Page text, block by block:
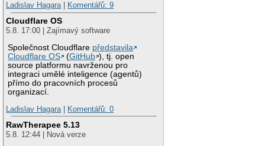
Ladislav Hagara| Komentářů: 9
Cloudflare OS
5.8. 17:00 | Zajímavý software
Společnost Cloudflare představila
Cloudflare OS
(GitHub ), tj. open
source platformu navrženou pro
integraci umělé inteligence (agentů)
přímo do pracovních procesů
organizací.
Ladislav Hagara| Komentářů: 0
RawTherapee 5.13
5.8. 12:44 | Nová verze